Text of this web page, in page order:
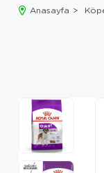
Anasayfa